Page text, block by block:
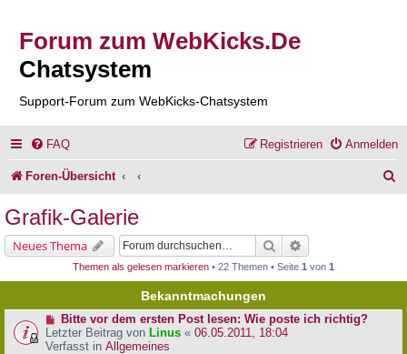
Forum zum WebKicks.De
Chatsystem
Support-Forum zum WebKicks-Chatsystem
FAQ Anmelden
Registrieren
Foren-Übersicht
e
Grafik-Galerie
Neues Thema Suche
Themen als gelesen markieren • 22 Themen • Seite 1 von 1
Bekanntmachungen
Bitte vor dem ersten Post lesen: Wie poste ich richtig?
Letzter Beitrag von Linus « 06.05.2011, 18:04
Verfasst in Allgemeines